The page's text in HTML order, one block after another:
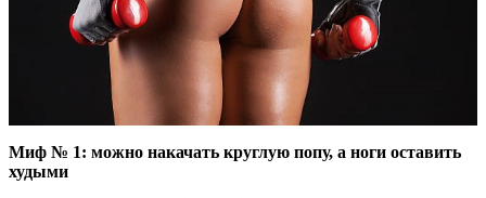
Миф № 1: можно накачать круглую попу, а ноги оставить
худыми